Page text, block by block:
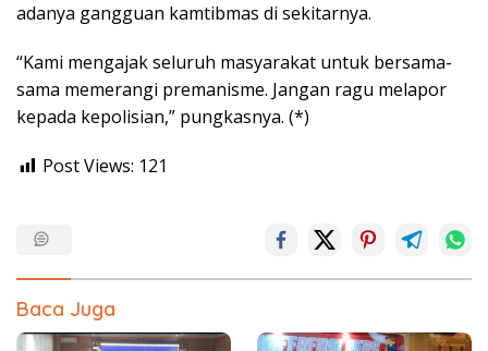
adanya gangguan kamtibmas di sekitarnya.
“Kami mengajak seluruh masyarakat untuk bersama-
sama memerangi premanisme. Jangan ragu melapor
kepada kepolisian,” pungkasnya. (*)
Post Views: 121
Baca Juga